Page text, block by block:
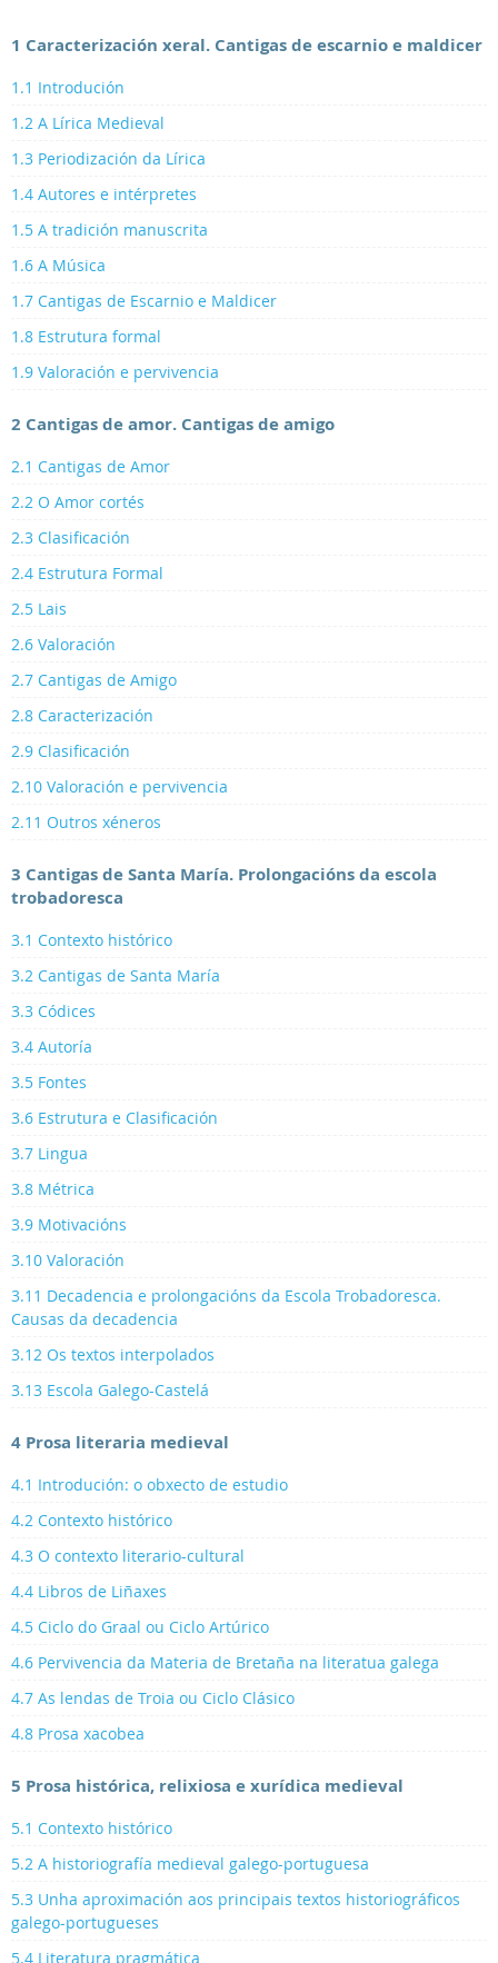
1 Caracterización xeral. Cantigas de escarnio e maldicer
1.1 Introdución
1.2 A Lírica Medieval
1.3 Periodización da Lírica
1.4 Autores e intérpretes
1.5 A tradición manuscrita
1.6 A Música
1.7 Cantigas de Escarnio e Maldicer
1.8 Estrutura formal
1.9 Valoración e pervivencia
2 Cantigas de amor. Cantigas de amigo
2.1 Cantigas de Amor
2.2 O Amor cortés
2.3 Clasificación
2.4 Estrutura Formal
2.5 Lais
2.6 Valoración
2.7 Cantigas de Amigo
2.8 Caracterización
2.9 Clasificación
2.10 Valoración e pervivencia
2.11 Outros xéneros
3 Cantigas de Santa María. Prolongacións da escola
trobadoresca
3.1 Contexto histórico
3.2 Cantigas de Santa María
3.3 Códices
3.4 Autoría
3.5 Fontes
3.6 Estrutura e Clasificación
3.7 Lingua
3.8 Métrica
3.9 Motivacións
3.10 Valoración
3.11 Decadencia e prolongacións da Escola Trobadoresca.
Causas da decadencia
3.12 Os textos interpolados
3.13 Escola Galego-Castelá
4 Prosa literaria medieval
4.1 Introdución: o obxecto de estudio
4.2 Contexto histórico
4.3 O contexto literario-cultural
4.4 Libros de Liñaxes
4.5 Ciclo do Graal ou Ciclo Artúrico
4.6 Pervivencia da Materia de Bretaña na literatua galega
4.7 As lendas de Troia ou Ciclo Clásico
4.8 Prosa xacobea
5 Prosa histórica, relixiosa e xurídica medieval
5.1 Contexto histórico
5.2 A historiografía medieval galego-portuguesa
5.3 Unha aproximación aos principais textos historiográficos
galego-portugueses
5.4 Literatura pragmática